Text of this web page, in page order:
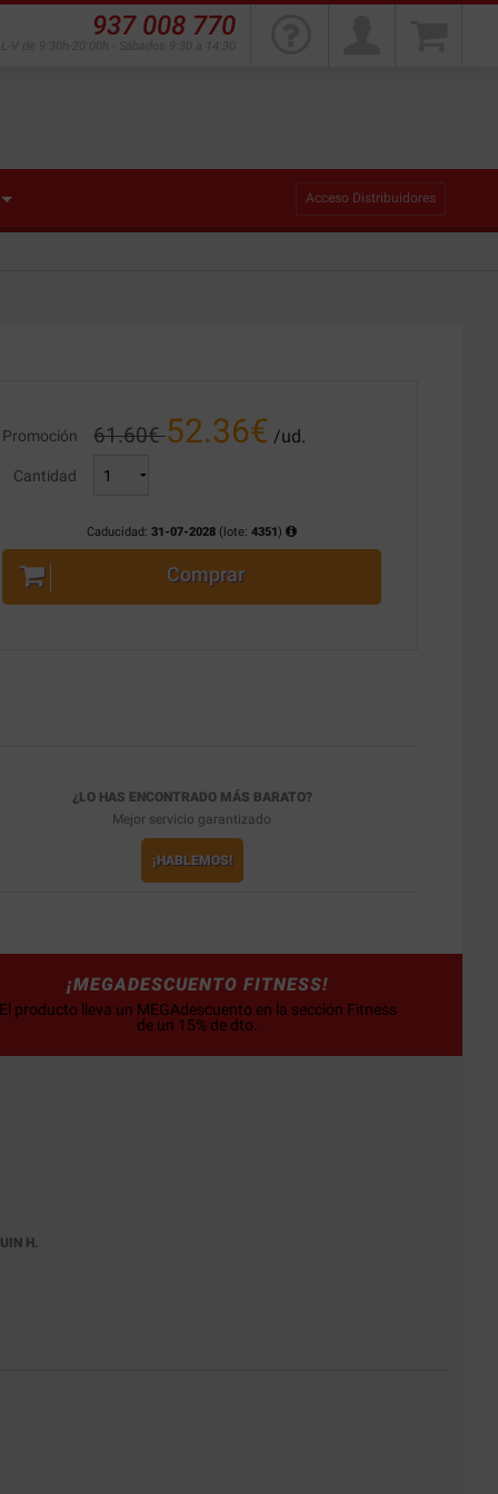
937 008 770
Acceso Distribuidores
Promoción 61.60€ 52.36€ /ud.
Cantidad
Caducidad:31-07-2028 (lote:4351 )
Comprar
¿LO HAS ENCONTRADO MÁS BARATO?
Mejor servicio garantizado
¡HABLEMOS!
¡MEGADESCUENTO FITNESS!
El producto lleva un MEGAdescuento en la sección Fitness
de un 15% de dto.
H.